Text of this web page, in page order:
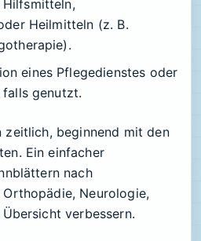
Hilfsmitteln,
Heilmitteln (z. B.
eines Pflegedienstes oder
falls genutzt.
zeitlich, beginnend mit den
Ein einfacher
nach
Neurologie,
verbessern.